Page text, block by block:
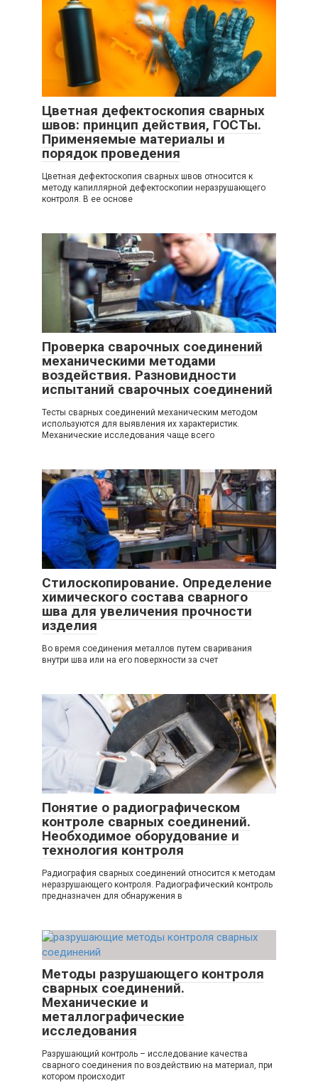
Цветная дефектоскопия сварных
швов: принцип действия, ГОСТы.
Применяемые материалы и
порядок проведения
Цветная дефектоскопия сварных швов относится к
методу капиллярной дефектоскопии неразрушающего
контроля. В ее основе
Проверка сварочных соединений
механическими методами
воздействия. Разновидности
испытаний сварочных соединений
Тесты сварных соединений механическим методом
используются для выявления их характеристик.
Механические исследования чаще всего
Стилоскопирование. Определение
химического состава сварного
шва для увеличения прочности
изделия
Во время соединения металлов путем сваривания
внутри шва или на его поверхности за счет
Понятие о радиографическом
контроле сварных соединений.
Необходимое оборудование и
технология контроля
Радиография сварных соединений относится к методам
неразрушающего контроля. Радиографический контроль
предназначен для обнаружения в
Методы разрушающего контроля
сварных соединений.
Механические и
металлографические
исследования
Разрушающий контроль – исследование качества
сварного соединения по воздействию на материал, при
котором происходит